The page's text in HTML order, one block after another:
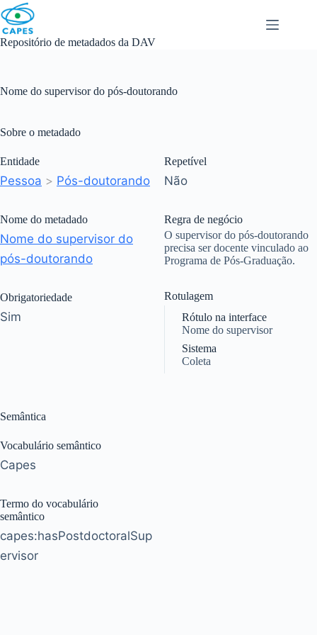
Skip
to
content
Repositório de metadados da DAV
Nome do supervisor do pós-doutorando
Sobre o metadado
Entidade
Pessoa > Pós-doutorando
Nome do metadado
Nome do supervisor do
pós-doutorando
Obrigatoriedade
Sim
Repetível
Não
Regra de negócio
O supervisor do pós-doutorando
precisa ser docente vinculado ao
Programa de Pós-Graduação.
Rotulagem
Rótulo na interface
Nome do supervisor
Sistema
Coleta
Semântica
Vocabulário semântico
Capes
Termo do vocabulário
semântico
capes:hasPostdoctoralSup
ervisor